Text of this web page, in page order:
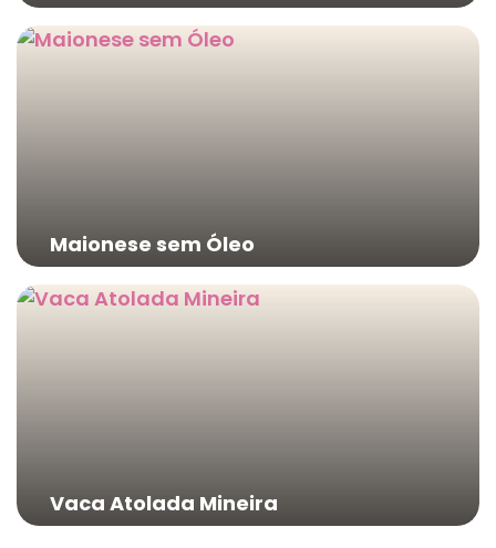
Maionese sem Óleo
Vaca Atolada Mineira